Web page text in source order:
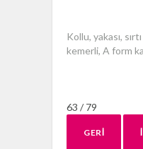
Kollu, yakası,
kemerli, A form
63 / 79